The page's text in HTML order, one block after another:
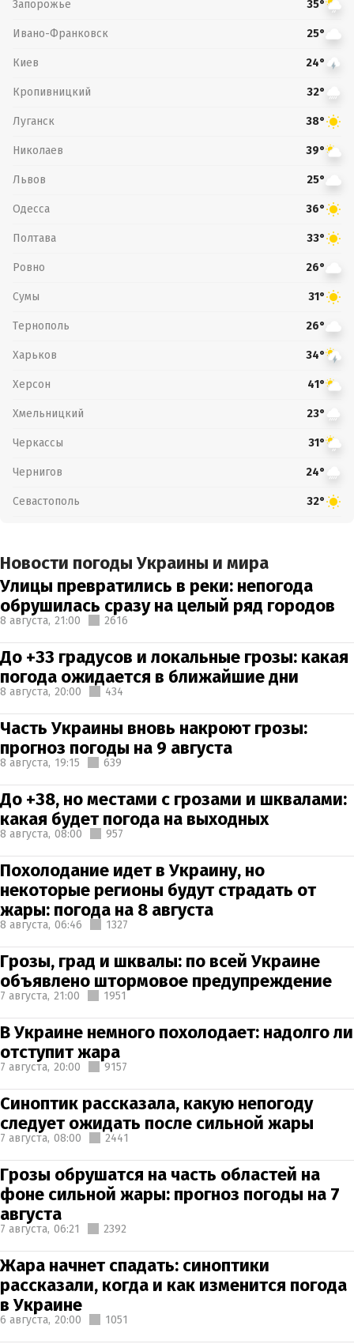
Запорожье 35°
Ивано-Франковск 25°
Киев 24°
Кропивницкий 32°
Луганск 38°
Николаев 39°
Львов 25°
Одесса 36°
Полтава 33°
Ровно 26°
Сумы 31°
Тернополь 26°
Харьков 34°
Херсон 41°
Хмельницкий 23°
Черкассы 31°
Чернигов 24°
Севастополь 32°
Новости погоды Украины и мира
Улицы превратились в реки: непогода
обрушилась сразу на целый ряд городов
8 августа, 21:00 2616
До +33 градусов и локальные грозы: какая
погода ожидается в ближайшие дни
8 августа, 20:00 434
Часть Украины вновь накроют грозы:
прогноз погоды на 9 августа
8 августа, 19:15 639
До +38, но местами с грозами и шквалами:
какая будет погода на выходных
8 августа, 08:00 957
Похолодание идет в Украину, но
некоторые регионы будут страдать от
жары: погода на 8 августа
8 августа, 06:46 1327
Грозы, град и шквалы: по всей Украине
объявлено штормовое предупреждение
7 августа, 21:00 1951
В Украине немного похолодает: надолго ли
отступит жара
7 августа, 20:00 9157
Синоптик рассказала, какую непогоду
следует ожидать после сильной жары
7 августа, 08:00 2441
Грозы обрушатся на часть областей на
фоне сильной жары: прогноз погоды на 7
августа
7 августа, 06:21 2392
Жара начнет спадать: синоптики
рассказали, когда и как изменится погода
в Украине
6 августа, 20:00 1051